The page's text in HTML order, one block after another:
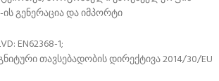
გენერაცია და იმპორტი
EN62368-1;
თავსებადობის დირექტივა 2014/30/EU